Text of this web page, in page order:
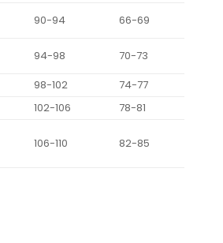
90-94
66-69
94-98
70-73
98-102
74-77
102-106
78-81
106-110 82-85